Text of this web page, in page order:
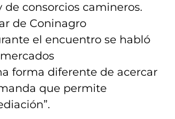
de consorcios camineros.
de Coninagro
el encuentro se habló
forma diferente de acercar
que permite